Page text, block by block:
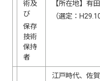
術及
び
保存
技術
保持
者
【所在地】有
（選定：
江戸時代、佐